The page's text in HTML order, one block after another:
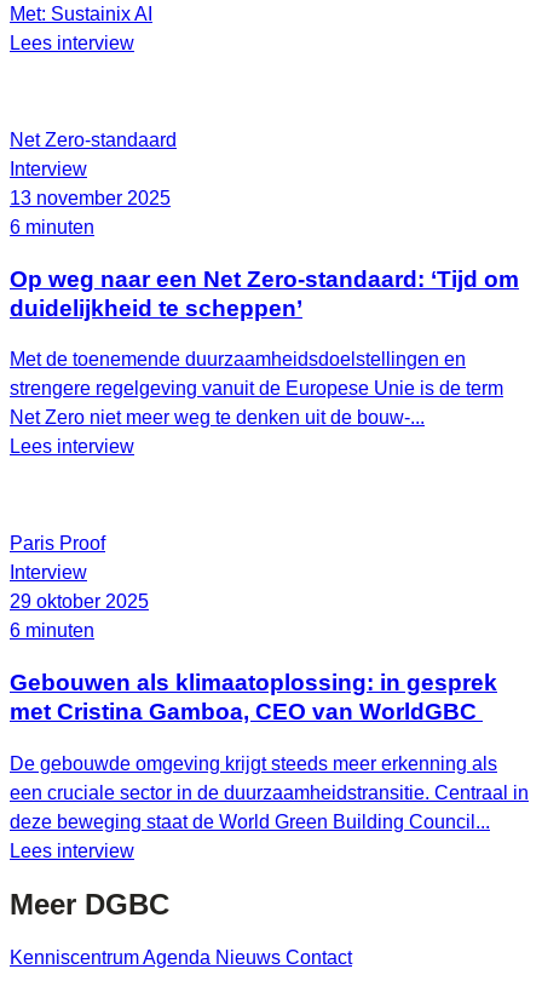
Met: Sustainix AI
Lees interview
Net Zero-standaard
Interview
13 november 2025
6 minuten
Op weg naar een Net Zero-standaard: ‘Tijd om
duidelijkheid te scheppen’
Met de toenemende duurzaamheidsdoelstellingen en
strengere regelgeving vanuit de Europese Unie is de term
Net Zero niet meer weg te denken uit de bouw-...
Lees interview
Paris Proof
Interview
29 oktober 2025
6 minuten
Gebouwen als klimaatoplossing: in gesprek
met Cristina Gamboa, CEO van WorldGBC
De gebouwde omgeving krijgt steeds meer erkenning als
een cruciale sector in de duurzaamheidstransitie. Centraal in
deze beweging staat de World Green Building Council...
Lees interview
Meer DGBC
KenniscentrumAgenda Nieuws Contact